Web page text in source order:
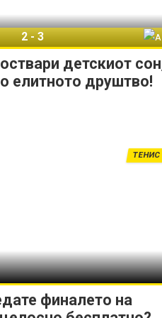
детскиот
елитното друштво!
2-3
финалето на
ТЕНИС